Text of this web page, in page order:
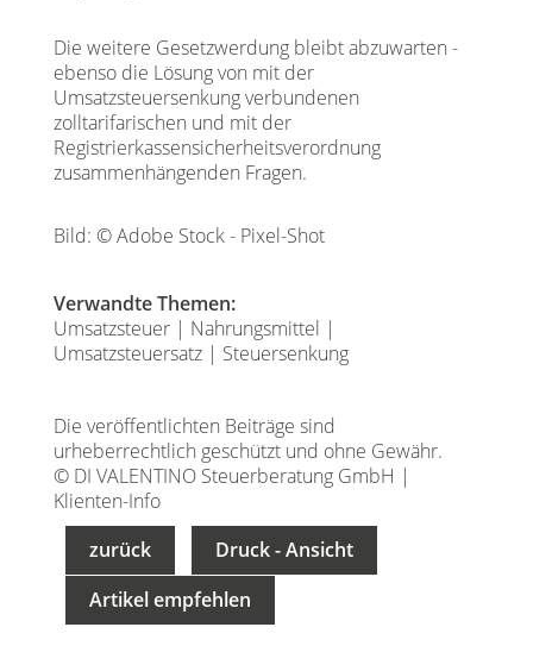
Die weitere Gesetzwerdung bleibt abzuwarten -
ebenso die Lösung von mit der
Umsatzsteuersenkung verbundenen
zolltarifarischen und mit der
Registrierkassensicherheitsverordnung
zusammenhängenden Fragen.
Bild: © Adobe Stock - Pixel-Shot
Verwandte Themen:
Umsatzsteuer| Nahrungsmittel |
Umsatzsteuersatz| Steuersenkung
Die veröffentlichten Beiträge sind
urheberrechtlich geschützt und ohne Gewähr.
© DI VALENTINO Steuerberatung GmbH |
Klienten-Info
zurück
Druck - Ansicht
Artikel empfehlen